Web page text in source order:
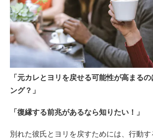
「元カレとヨリを戻せる可能性が高まる
ング？」
「復縁する前兆があるなら知りたい！」
別れた彼氏とヨリを戻すためには、行動